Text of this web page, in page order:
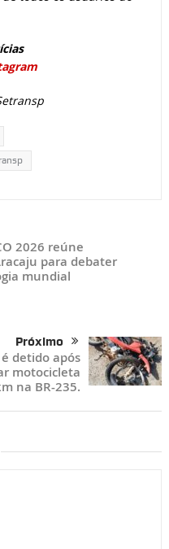
2026 reúne
para debater
mundial
Próximo
detido após
motocicleta
na BR-235.